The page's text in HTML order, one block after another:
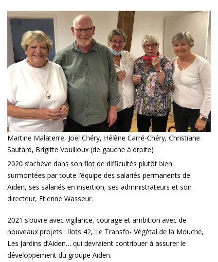
Martine Malaterre, Joël Chéry, Hélène Carré-Chéry, Christiane
Sautard, Brigitte Vouilloux (de gauche à droite)
2020 s’achève dans son flot de difficultés plutôt bien
surmontées par toute l’équipe des salariés permanents de
Aiden, ses salariés en insertion, ses administrateurs et son
directeur, Etienne Wasseur.
2021 s’ouvre avec vigilance, courage et ambition avec de
nouveaux projets : Ilots 42, Le Transfo- Végétal de la Mouche,
Les Jardins d’Aiden… qui devraient contribuer à assurer le
développement du groupe Aiden.